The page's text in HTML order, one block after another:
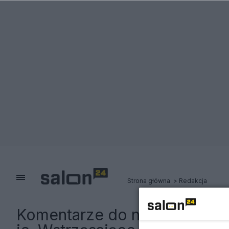
Strona główna Redakcja
Komentarze do notki:Tak